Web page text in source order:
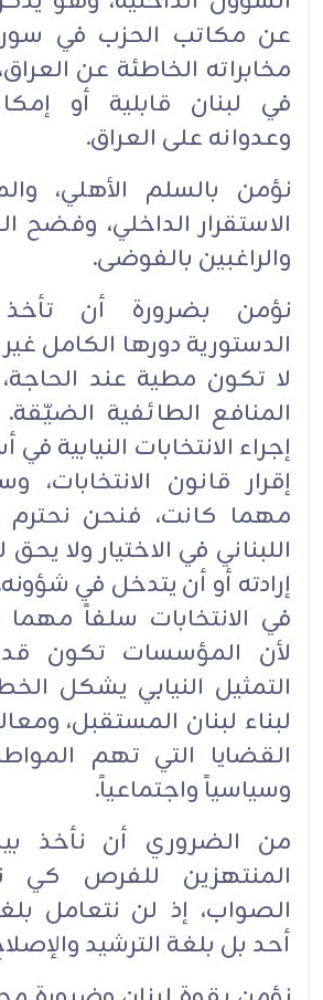
عن مكاتب الحزب في
مخابراته الخاطئة عن
في لبنان قابلية أو
وعدوانه على العراق.‏
نؤمن بالسلم الأهلي،
الاستقرار الداخلي، وفضح
والراغبين بالفوضى.‏
نؤمن بضرورة أن
الدستورية دورها الكامل
لا تكون مطية عند
المنافع الطائفية الضيّقة.
إجراء الانتخابات النيابية
إقرار قانون الانتخابات،
مهما كانت، فنحن نحترم
اللبناني في الاختيار ولا
إرادته أو أن يتدخل في
في الانتخابات سلفاً مهما
لأن المؤسسات تكون قد
التمثيل النيابي يشكل
لبناء لبنان المستقبل،
القضايا التي تهم
وسياسياً واجتماعياً.‏
من الضروري أن نأخذ
المنتهزين للفرص كي
الصواب، إذ لن نتعامل
أحد بل بلغة الترشيد